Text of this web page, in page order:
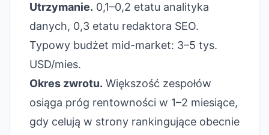
Utrzymanie. 0,1–0,2 etatu analityka
danych, 0,3 etatu redaktora SEO.
Typowy budżet mid-market: 3–5 tys.
USD/mies.
Okres zwrotu. Większość zespołów
osiąga próg rentowności w 1–2 miesiące,
gdy celują w strony rankingujące obecnie